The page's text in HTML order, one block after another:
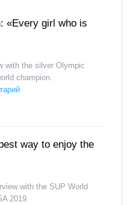
«Every girl who is
with the silver Olympic
champion.
way to enjoy the
with the SUP World
2019.